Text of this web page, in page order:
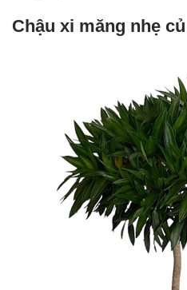
Chậu xi măng nhẹ